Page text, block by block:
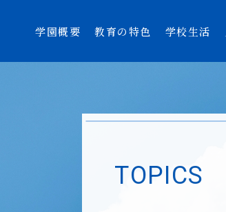
学園概要 教育の特色 学校生活
TOPICS